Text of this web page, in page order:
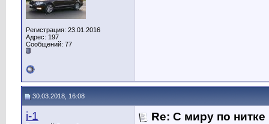
Регистрация: 23.01.2016
Адрес: 197
Сообщений: 77
30.03.2018, 16:08
i-1
Re: С миру по